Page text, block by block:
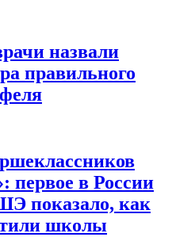
назвали
правильного
первое в России
показало, как
школы